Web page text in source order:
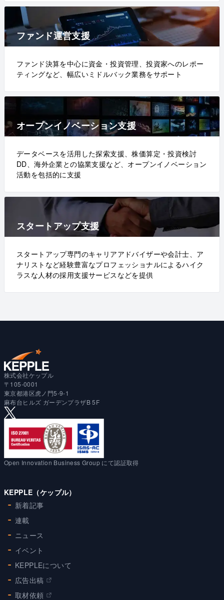
ファンド運営支援
ファンド決算を中心に資金・投資管理、投資家へのレポー
ティングなど、幅広いミドルバック業務をサポート
オープンイノベーション支援
データベースを活用した探索支援、株価算定・投資検討
DD、海外企業との協業支援など、オープンイノベーション
活動を包括的に支援
スタートアップ支援
スタートアップ専門のキャリアアドバイザーや会計士、ア
ナリストなど経験豊富なプロフェッショナルによるハイク
ラスな人材の採用支援サービスなどを提供
株式会社ケップル
〒105-0001
東京都港区虎ノ門5-9-1
麻布台ヒルズ ガーデンプラザB 5F
Open Innovation Business Group にて認証取得
KEPPLE（ケップル）
新着記事
連載
ニュース
イベント
KEPPLEについて
広告出稿
取材依頼